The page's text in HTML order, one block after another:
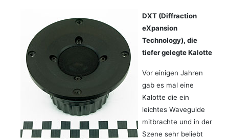
DXT (Diffraction
eXpansion
Technology), die
tiefer gelegte Kalotte
Vor einigen Jahren
gab es mal eine
Kalotte die ein
leichtes Waveguide
mitbrachte und in der
Szene sehr beliebt